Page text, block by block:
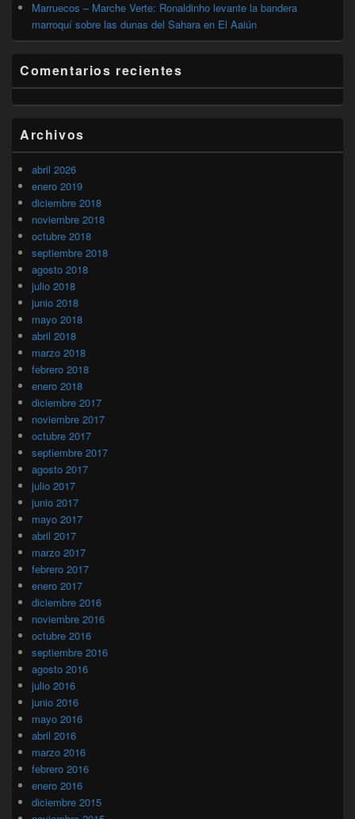
Marruecos – Marche Verte: Ronaldinho levante la bandera
marroquí sobre las dunas del Sahara en El Aaiún
Comentarios recientes
Archivos
abril 2026
enero 2019
diciembre 2018
noviembre 2018
octubre 2018
septiembre 2018
agosto 2018
julio 2018
junio 2018
mayo 2018
abril 2018
marzo 2018
febrero 2018
enero 2018
diciembre 2017
noviembre 2017
octubre 2017
septiembre 2017
agosto 2017
julio 2017
junio 2017
mayo 2017
abril 2017
marzo 2017
febrero 2017
enero 2017
diciembre 2016
noviembre 2016
octubre 2016
septiembre 2016
agosto 2016
julio 2016
junio 2016
mayo 2016
abril 2016
marzo 2016
febrero 2016
enero 2016
diciembre 2015